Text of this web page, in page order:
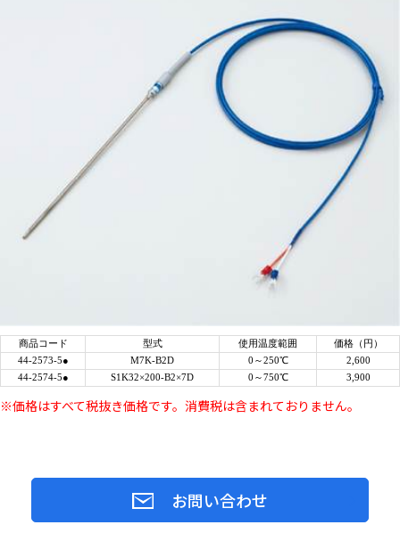
商品コード 型式 使用温度範囲
価格（円）
44-2573-5●
M7K-B2D 0～250℃
2,600
44-2574-5●
S1K32×200-B2×7D 0～750℃ 3,900
※価格はすべて税抜き価格です。消費税は含まれておりません。
お問い合わせ